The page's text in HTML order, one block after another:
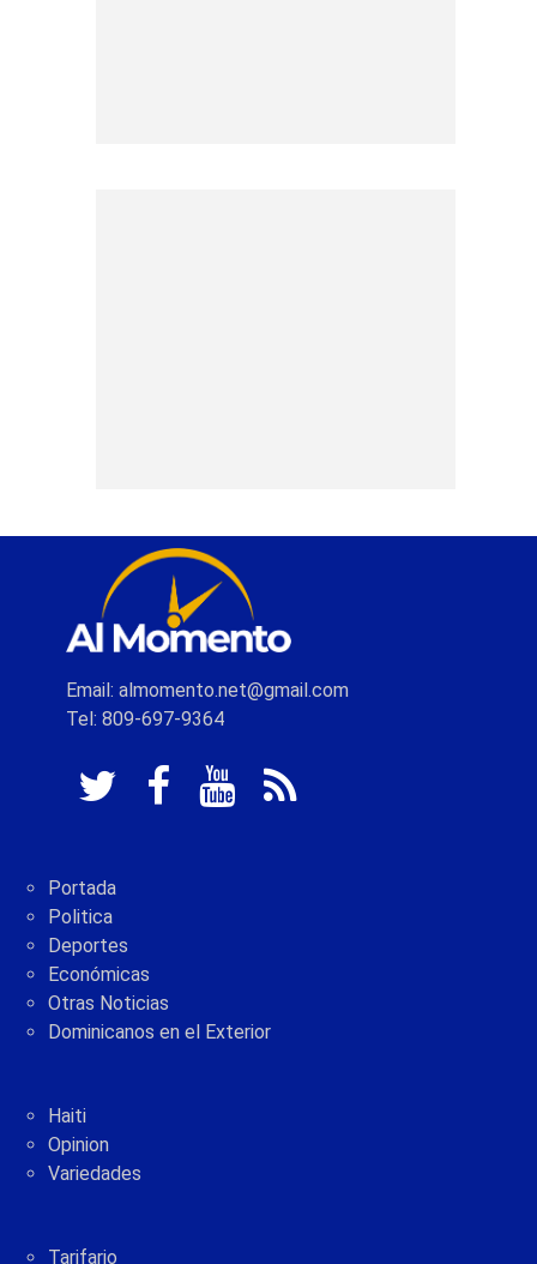
Email: almomento.net@gmail.com
Tel: 809-697-9364
Portada
Politica
Deportes
Económicas
Otras Noticias
Dominicanos en el Exterior
Haiti
Opinion
Variedades
Tarifario